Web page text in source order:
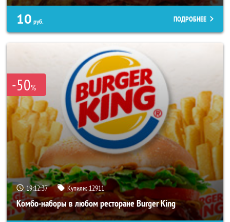
10 руб. ПОДРОБНЕЕ
-50%
19:12:33 Купили:12911
Комбо-наборы в любом ресторане Burger King